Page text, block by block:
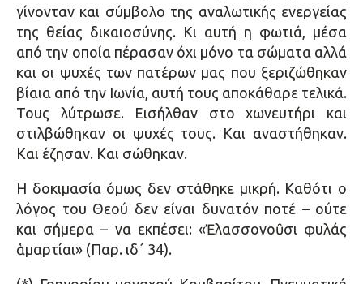
γίνονταν και σύμβολο της αναλωτικής ενεργείας
της θείας δικαιοσύνης. Κι αυτή η φωτιά, μέσα
από την οποία πέρασαν όχι μόνο τα σώματα αλλά
και οι ψυχές των πατέρων μας που ξεριζώθηκαν
βίαια από την Ιωνία, αυτή τους αποκάθαρε τελικά.
Τους λύτρωσε. Εισήλθαν στο χωνευτήρι και
στιλβώθηκαν οι ψυχές τους. Και αναστήθηκαν.
Και έζησαν. Και σώθηκαν.
Η δοκιμασία όμως δεν στάθηκε μικρή. Καθότι ο
λόγος του Θεού δεν είναι δυνατόν ποτέ – ούτε
και σήμερα – να εκπέσει: «Ἐλασσονοῦσι φυλάς
ἁμαρτίαι» (Παρ. ιδ´ 34).